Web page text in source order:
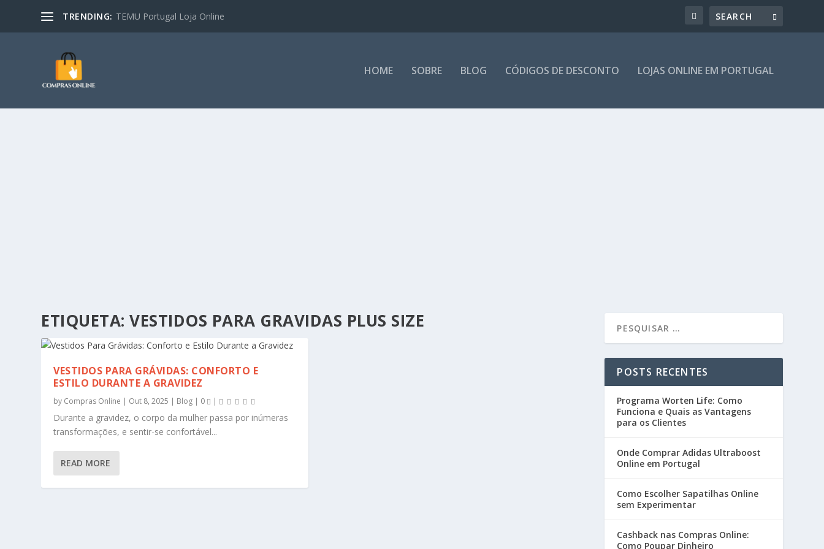
TRENDING: TEMU Portugal Loja Online
HOME SOBRE BLOG CÓDIGOS DE DESCONTO LOJAS ONLINE EM PORTUGAL
ETIQUETA:VESTIDOS PARA GRAVIDAS PLUS SIZE
VESTIDOS PARA GRÁVIDAS: CONFORTO E
ESTILO DURANTE A GRAVIDEZ
by Compras Online | Out 8, 2025 | Blog | 0 |
Durante a gravidez, o corpo da mulher passa por inúmeras
transformações, e sentir-se confortável...
READ MORE
POSTS RECENTES
Programa Worten Life: Como
Funciona e Quais as Vantagens
para os Clientes
Onde Comprar Adidas Ultraboost
Online em Portugal
Como Escolher Sapatilhas Online
sem Experimentar
Cashback nas Compras Online:
Como Poupar Dinheiro